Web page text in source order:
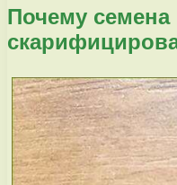
Почему семена